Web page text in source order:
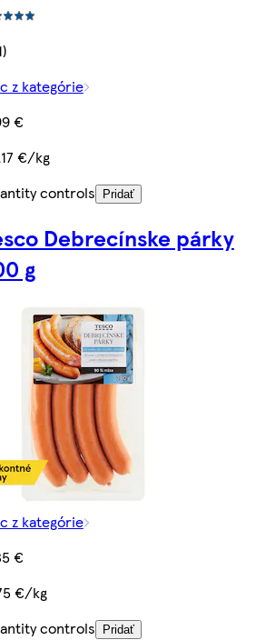
z kategórie
€
€/kg
controls
Pridať
Debrecínske párky
g
z kategórie
€
€/kg
controls
Pridať